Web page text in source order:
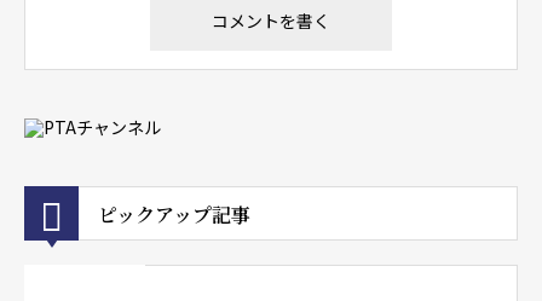
ピックアップ記事